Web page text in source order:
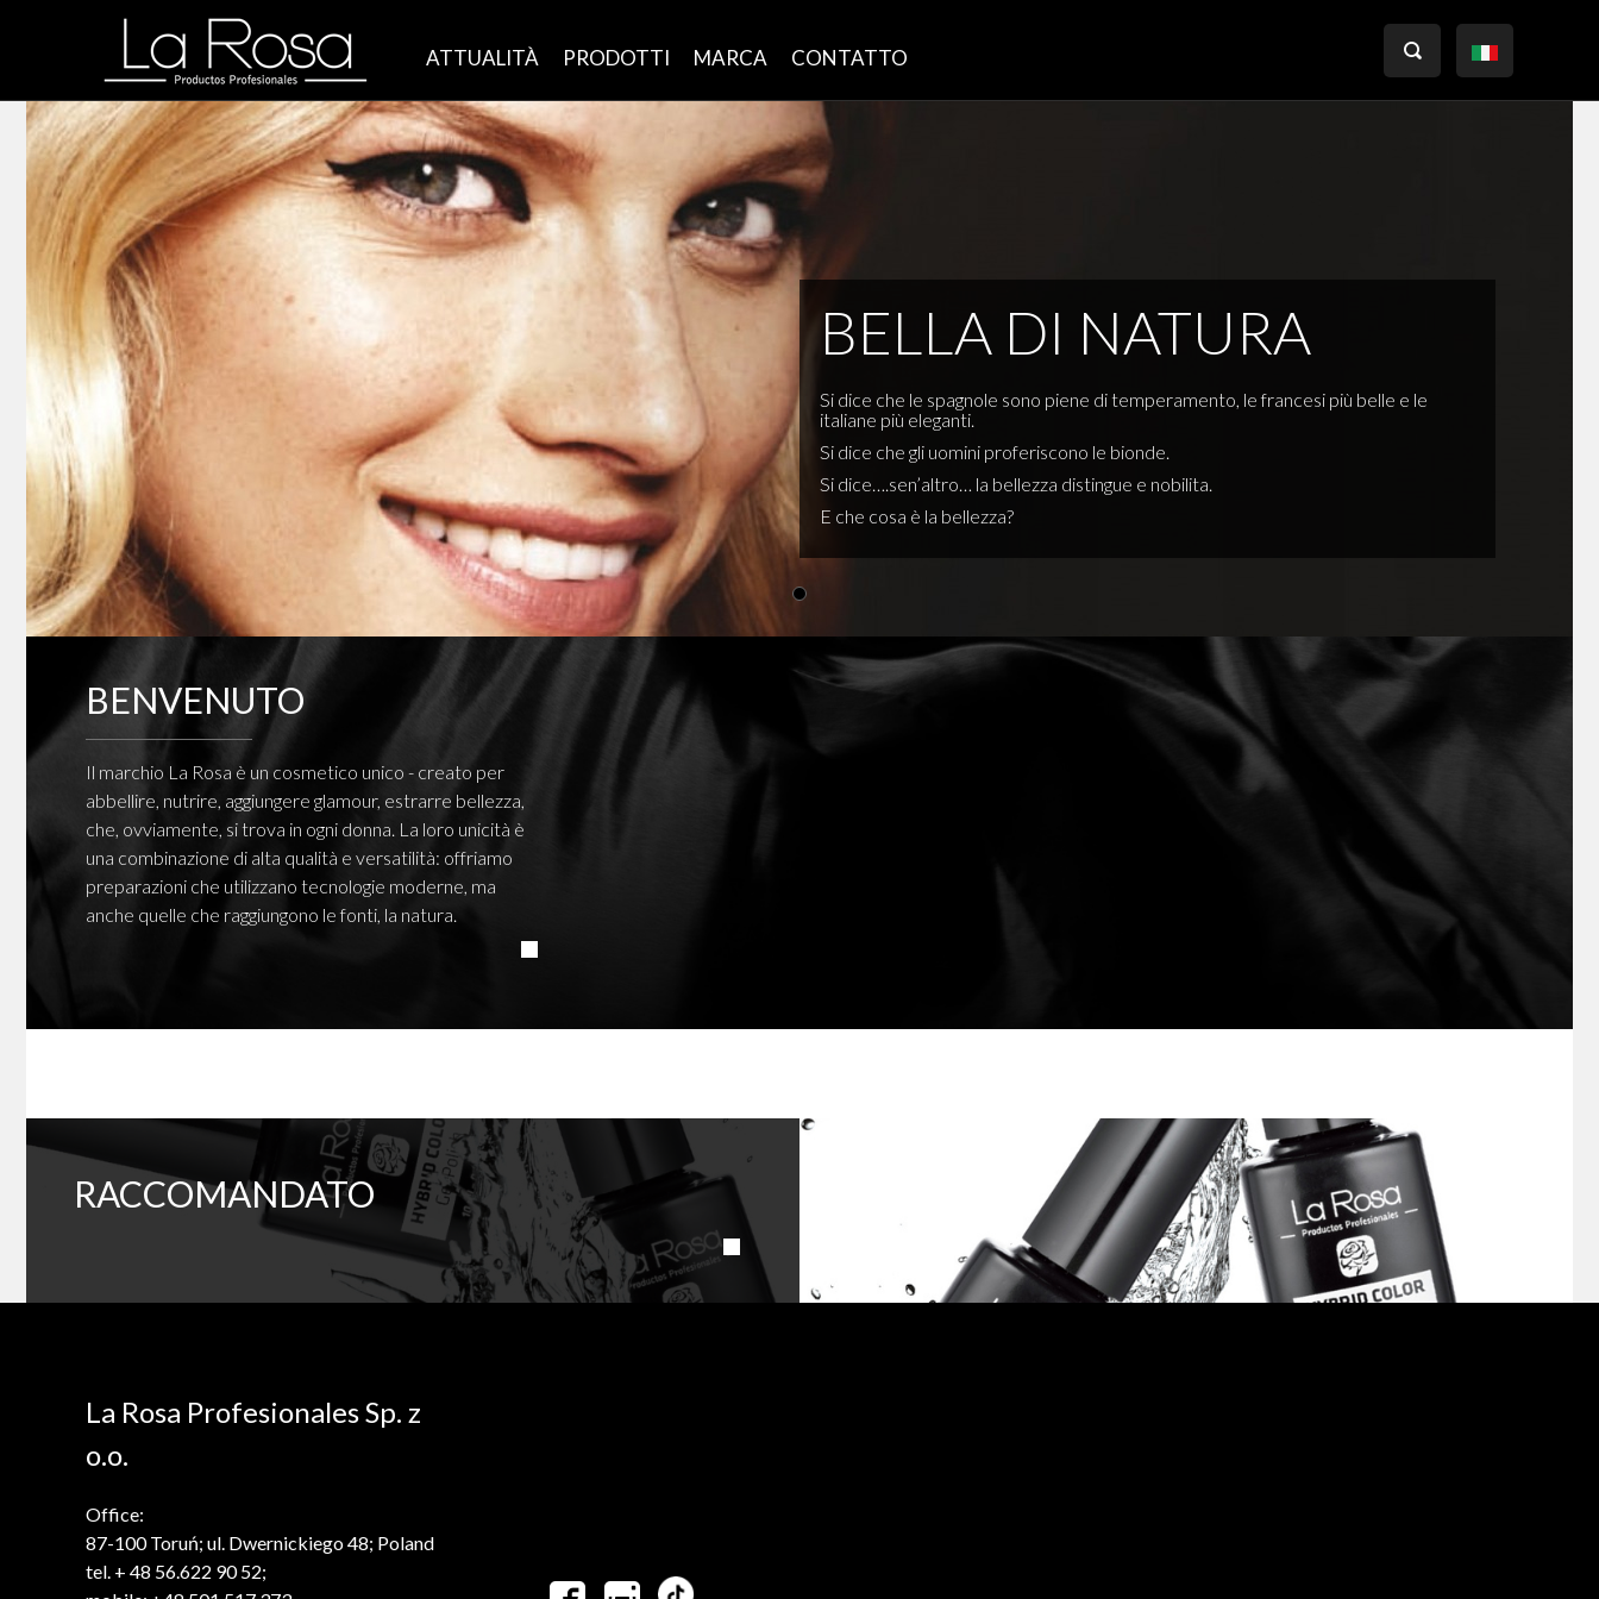
ATTUALITÀ PRODOTTI MARCA CONTATTO 
BELLA DI NATURA
Si dice che le spagnole sono piene di temperamento, le francesi più belle e le
italiane più eleganti.
Si dice che gli uomini proferiscono le bionde.
Si dice….sen’altro… la bellezza distingue e nobilita.
E che cosa è la bellezza?
BENVENUTO
Il marchio La Rosa è un cosmetico unico - creato per
abbellire, nutrire, aggiungere glamour, estrarre bellezza,
che, ovviamente, si trova in ogni donna. La loro unicità è
una combinazione di alta qualità e versatilità: offriamo
preparazioni che utilizzano tecnologie moderne, ma
anche quelle che raggiungono le fonti, la natura.
RACCOMANDATO
La Rosa Profesionales Sp. z
o.o.
Office:
87-100 Toruń; ul. Dwernickiego 48; Poland
tel. + 48 56.622 90 52;